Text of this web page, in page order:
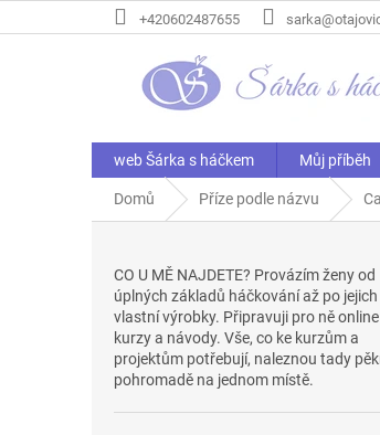
na
+420602487655
web Šárka s háčkem Můj příběh
Domů Příze podle názvu
CO U MĚ NAJDETE? Provázím ženy od
úplných základů háčkování až po jejich
vlastní výrobky. Připravuji pro ně online
kurzy a návody. Vše, co ke kurzům a
projektům potřebují, naleznou tady
pohromadě na jednom místě.